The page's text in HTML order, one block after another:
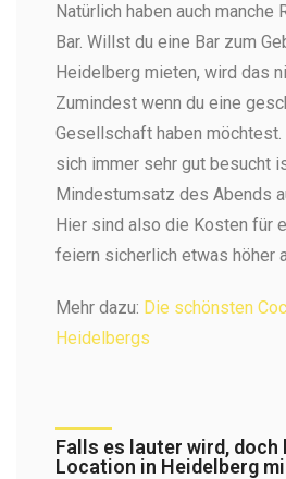
Natürlich haben auch manche
Bar. Willst du eine Bar zum
Heidelberg mieten, wird das
Zumindest wenn du eine
Gesellschaft haben möchtest.
sich immer sehr gut besucht
Mindestumsatz des Abends
Hier sind also die Kosten für
feiern sicherlich etwas höher
Mehr dazu: Die schönsten
Heidelbergs
Falls es lauter wird, doch
Location in Heidelberg